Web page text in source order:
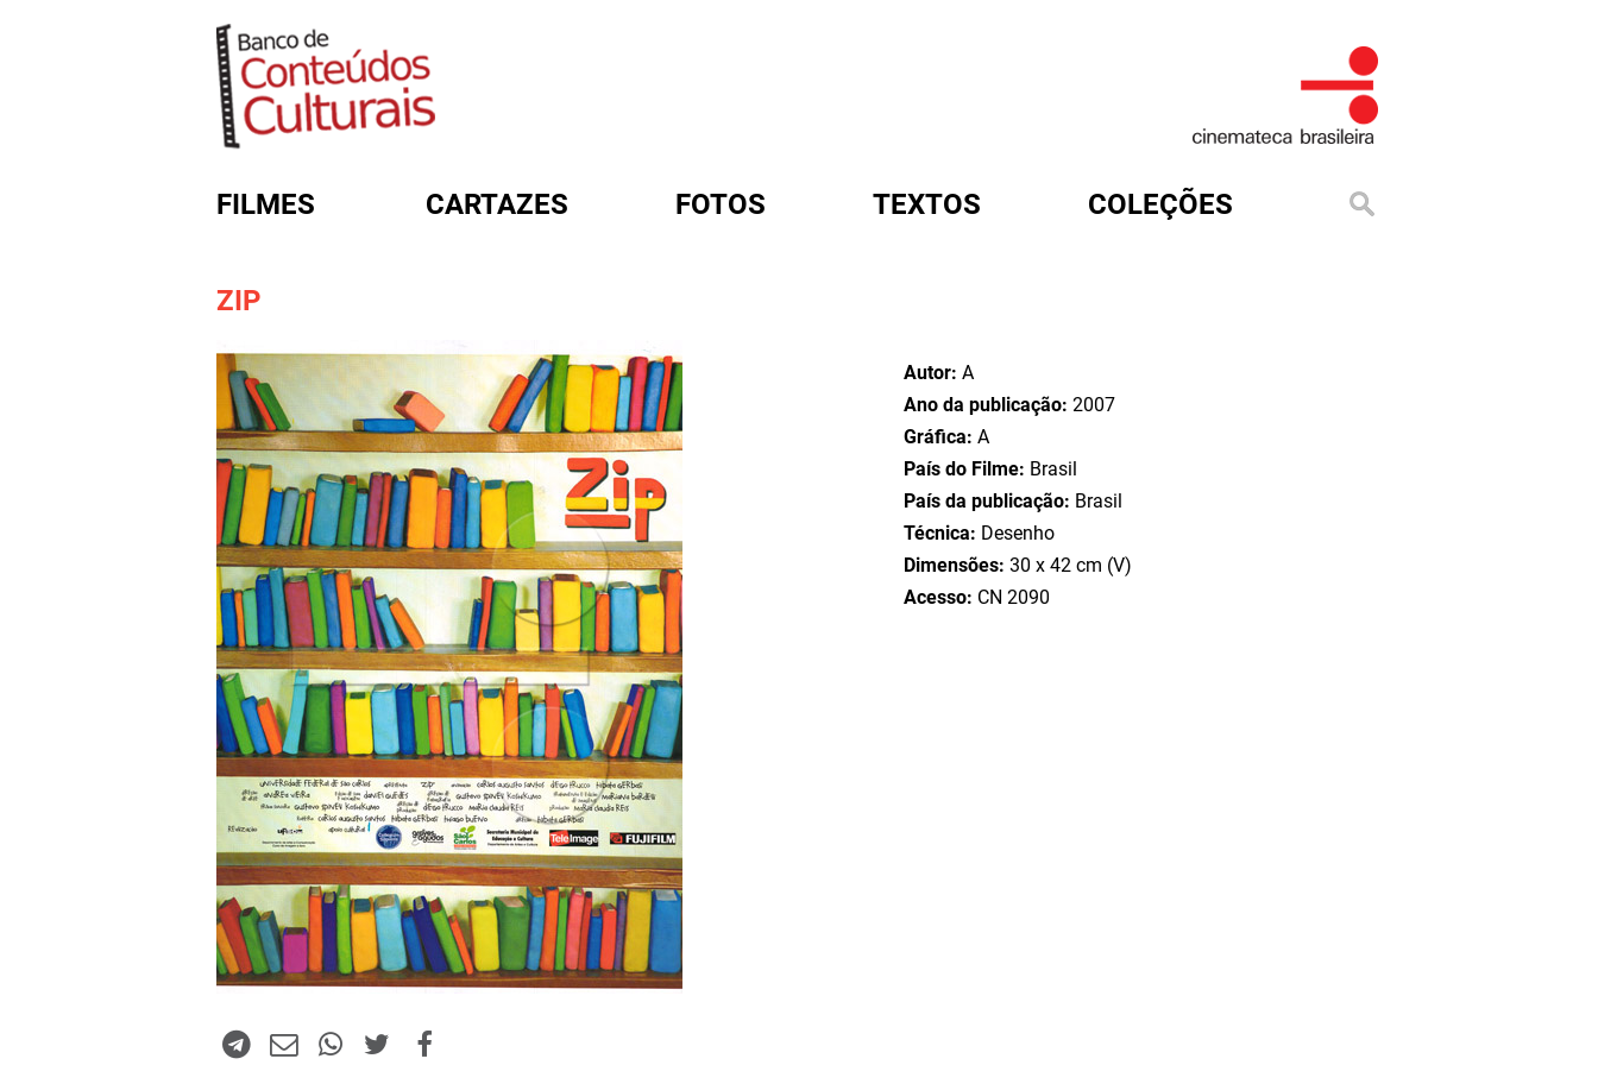
FILMES CARTAZES FOTOS TEXTOS COLEÇÕES
ZIP
Autor:A
Ano da publicação:2007
Gráfica:A
País do Filme: Brasil
País da publicação: Brasil
Técnica: Desenho
Dimensões:30 x 42 cm (V)
Acesso: CN 2090